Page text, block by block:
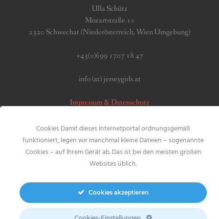
Ulla Schütz
Mozartstraße 10
2320 Schwechat (Niederösterreich, Wien Umgebung)
+43(0)699 1707 18 47
info (at) jerseygirls.at
Impressum & Datenschutz
Search
Cookies Damit dieses Internetportal ordnungsgemäß
funktioniert, legen wir manchmal kleine Dateien – sogenannte
Cookies – auf Ihrem Gerät ab. Das ist bei den meisten großen
Websites üblich.
Cookies akzeptieren